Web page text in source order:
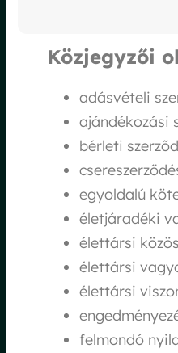
Közjegyzői
adásvételi
ajándékozási
bérleti
egyoldalú
életjáradéki
élettársi
élettársi
élettársi
felmondó